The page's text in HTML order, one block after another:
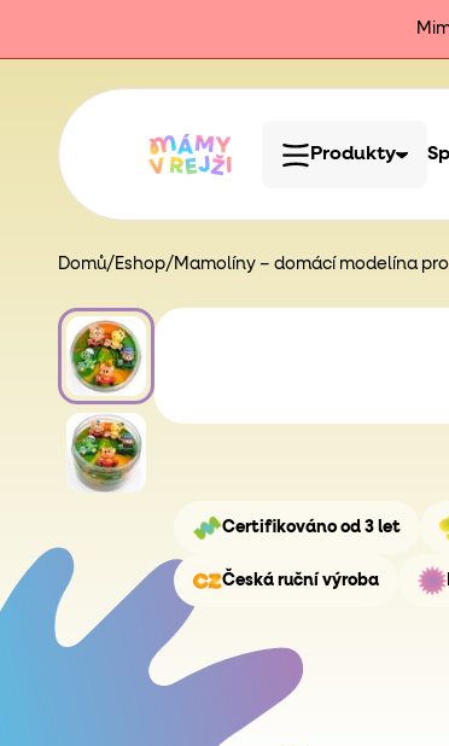
Produkty
Domů/ Eshop/ Mamolíny – domácí modelína
Certifikováno od 3 let
Česká ruční výroba